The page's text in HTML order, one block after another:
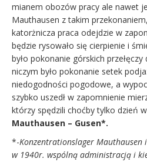
mianem obozów pracy ale nawet
Mauthausen z takim
katorżnicza praca odejdzie w
będzie rysowało się cierpienie i
było pokonanie górskich
niczym było pokonanie setek
niedogodności pogodowe, a
szybko uszedł w zapomnienie
którzy spędzili choćby tylko dzień
Mauthausen – Gusen*.
*-Konzentrationslager Mauthausen i
w 1940r. wspólną administracją i